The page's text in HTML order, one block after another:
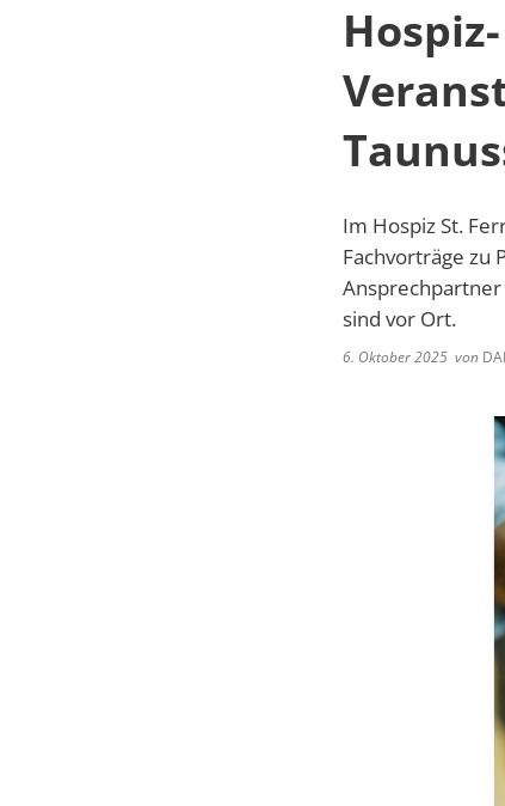
Im Hospiz St.
Fachvorträge zu
sind vor Ort.
6. Oktober 2025 von